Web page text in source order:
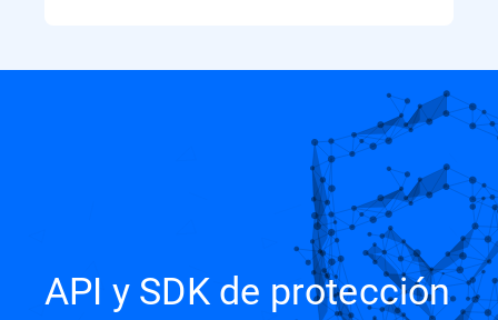
API y SDK de protección